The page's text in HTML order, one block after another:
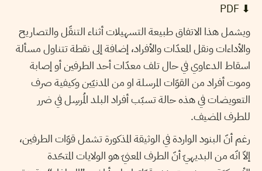
⬇︎ PDF
ويشمل هذا الاتفاق طبيعة التسهيلات أثناء التنقّل والتصاريح
والأداءات ونقل المعدّات والأفراد، إضافة إلى نقطة تتناول مسألة
اسقاط الدعاوي في حال تلف معدّات أحد الطرفين أو إصابة
وموت أفراد من القوّات المرسلة او من المدنيّين وكيفية صرف
التعويضات في هذه حالة تسبّب أفراد البلد المُرسِل في ضرر
للطرف المضيف.
رغم أنّ البنود الواردة في الوثيقة المذكورة تشمل قوّات الطرفين،
إلاّ انّه من البديهيّ أنّ الطرف المعنيّ هو الولايات المتحّدة